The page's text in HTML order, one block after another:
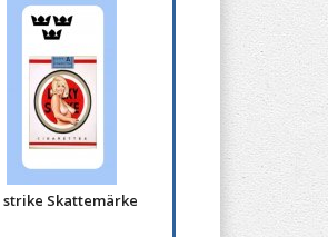
strike Skattemärke